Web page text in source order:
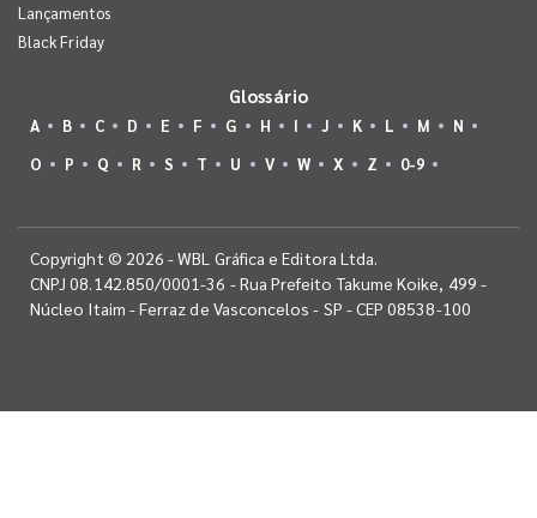
Lançamentos
Black Friday
Glossário
A B C D E F G H I J K L M
N
O
P Q R S T U V W X Z 0-9
Copyright © 2026 - WBL Gráfica e Editora Ltda.
CNPJ 08.142.850/0001-36 - Rua Prefeito Takume Koike, 499 -
Núcleo Itaim - Ferraz de Vasconcelos - SP - CEP 08538-100